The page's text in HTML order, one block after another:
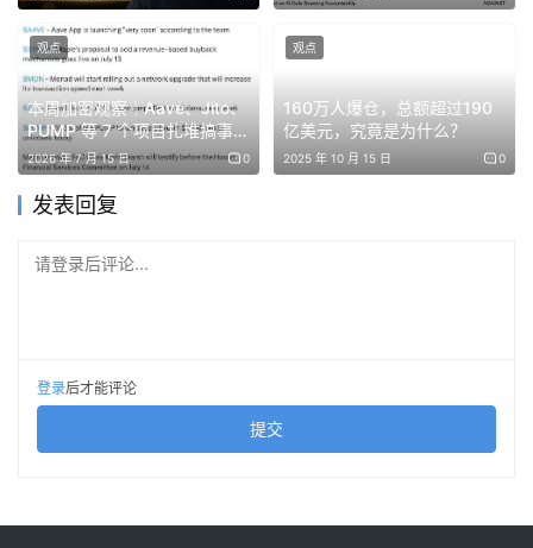
科技股的信仰正遭遇考验，巨头们在超买的技术面与强劲的
基本面之间展开激烈博弈。市场资金正在从过度拥挤的交易
英伟达即将于5月21日盘后发布的财报被视为市场的希望，
Callahan警告称，技术面已发出自1999年以来最极端的警
示，尽管如此，高盛仍维持对英伟达的买入评级，将12个月
本周加密观察｜Aave、Jito、
PUMP 等 7 个项目扎堆搞事，
美联储新主席今天首秀国会
2026 年 7 月 15 日 0
观点
160万人爆仓，总额超过190
亿美元，究竟是为什么？
2025 年 10 月 15 日 0
观点
发表回复
请登录后评论...
登录后才能评论
提交